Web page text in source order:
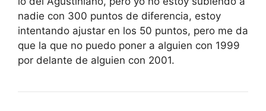
nadie con 300 puntos de diferencia, estoy
intentando ajustar en los 50 puntos, pero me da
que la que no puedo poner a alguien con 1999
por delante de alguien con 2001.